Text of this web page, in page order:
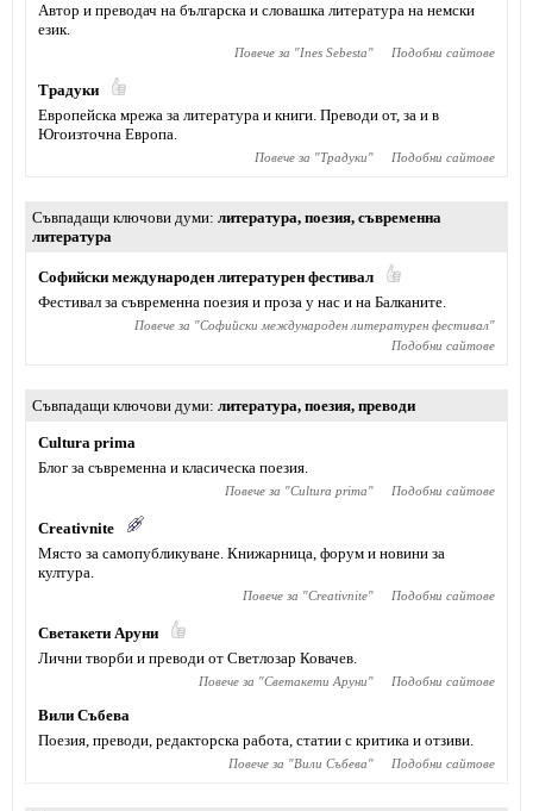
Автор и преводач на българска и словашка литература на немски
език.
Повече за "Ines Sebesta" Подобни сайтове
Традуки
Eвропейска мрежа за литература и книги. Преводи от, за и в
Югоизточна Европа.
Повече за "Традуки" Подобни сайтове
Съвпадащи ключови думи литература, поезия, съвременна
литература
Софийски международен литературен фестивал
Фестивал за съвременна поезия и проза у нас и на Балканите.
Повече за "Софийски международен литературен фестивал"
Подобни сайтове
Съвпадащи ключови думи литература, поезия, преводи
Cultura prima
Блог за съвременна и класическа поезия.
Повече за "Cultura prima" Подобни сайтове
Creativnite
Място за самопубликуване. Книжарница, форум и новини за
култура.
Повече за "Creativnite" Подобни сайтове
Светакети Аруни
Лични творби и преводи от Светлозар Ковачев.
Повече за "Светакети Аруни" Подобни сайтове
Вили Събева
Поезия, преводи, редакторска работа, статии с критика и отзиви.
Повече за "Вили Събева" Подобни сайтове